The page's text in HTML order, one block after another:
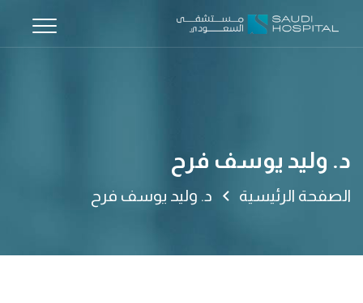
د. وليد يوسف فرح
الصفحة الرئيسية د. وليد يوسف فرح